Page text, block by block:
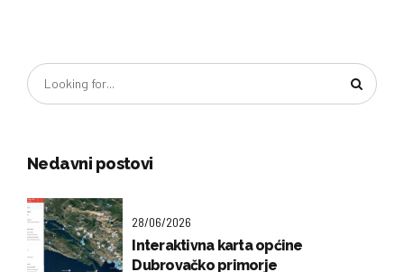
Nedavni postovi
28/06/2026
Interaktivna karta općine
Dubrovačko primorje